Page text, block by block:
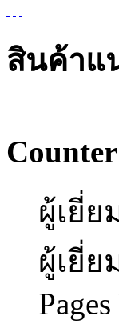
สินค้าแ
Counter
ผู้เยี่
ผู้เยี่